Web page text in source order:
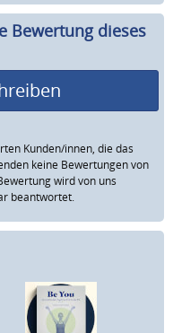
Bewertung dieses
Kunden/innen, die das
keine Bewertungen von
wird von uns
beantwortet.